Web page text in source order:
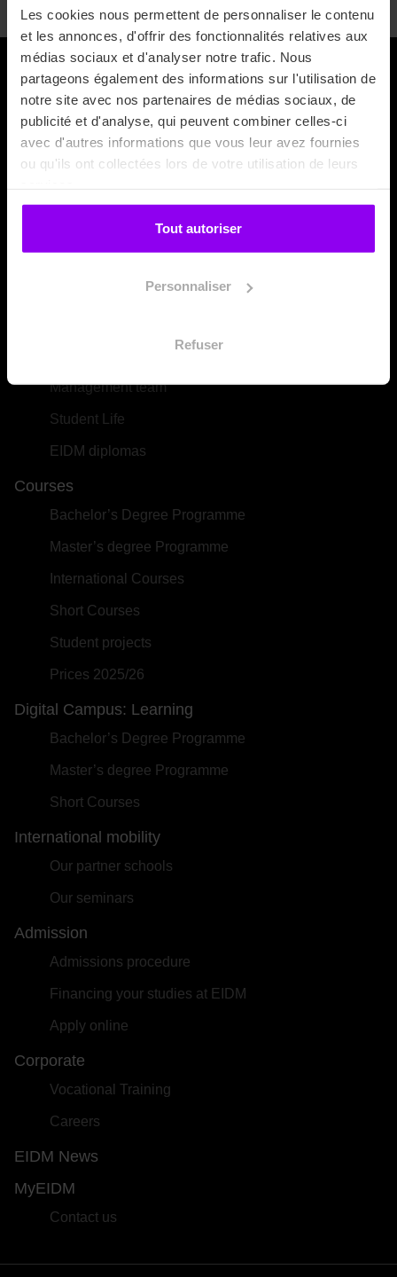
Les cookies nous permettent de personnaliser le contenu
et les annonces, d'offrir des fonctionnalités relatives aux
médias sociaux et d'analyser notre trafic. Nous
partageons également des informations sur l'utilisation de
notre site avec nos partenaires de médias sociaux, de
publicité et d'analyse, qui peuvent combiner celles-ci
avec d'autres informations que vous leur avez fournies
ou qu'ils ont collectées lors de votre utilisation de leurs
Tout autoriser
Personnaliser
Refuser
For the following categories of action:
Actions to validate acquired experience (L.6313-1 – 3°)
Management team
Student Life
EIDM diplomas
Courses
Bachelor’s Degree Programme
Master’s degree Programme
International Courses
Short Courses
Student projects
Prices 2025/26
Digital Campus: Learning
Bachelor’s Degree Programme
Master’s degree Programme
Short Courses
International mobility
Our partner schools
Our seminars
Admission
Admissions procedure
Financing your studies at EIDM
Apply online
Corporate
Vocational Training
Careers
EIDM News
MyEIDM
Contact us